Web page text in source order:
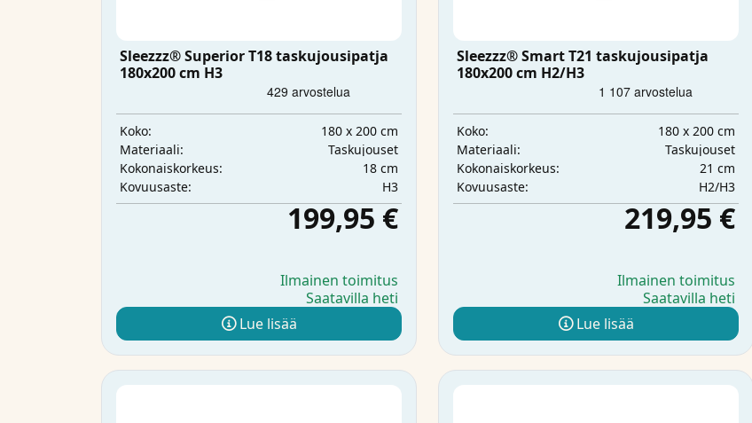
Sleezzz® Superior T18 taskujousipatja
180x200 cm H3
Koko:
180 x 200 cm
Materiaali:
Taskujouset
Kokonaiskorkeus:
18 cm
Kovuusaste:
H3
199,95 €
Ilmainen toimitus
Saatavilla heti
Lue lisää
Sleezzz® Smart T21 taskujousipatja
180x200 cm H2/H3
Koko:
180 x 200 cm
Materiaali:
Taskujouset
Kokonaiskorkeus:
21 cm
Kovuusaste:
H2/H3
219,95 €
Ilmainen toimitus
Saatavilla heti
Lue lisää